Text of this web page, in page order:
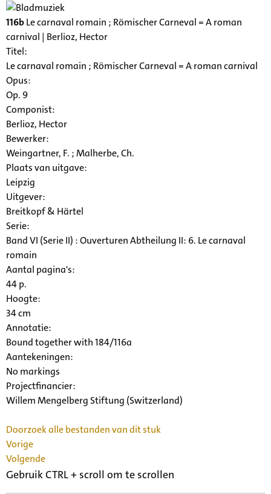
116bLe carnaval romain ; Römischer Carneval = A roman
carnival | Berlioz, Hector
Titel:
Le carnaval romain ; Römischer Carneval = A roman carnival
Opus:
Op. 9
Componist:
Berlioz, Hector
Bewerker:
Weingartner, F. ; Malherbe, Ch.
Plaats van uitgave:
Leipzig
Uitgever:
Breitkopf & Härtel
Serie:
Band VI (Serie II) : Ouverturen Abtheilung II: 6. Le carnaval
romain
Aantal pagina's:
44 p.
Hoogte:
34 cm
Annotatie:
Bound together with 184/116a
Aantekeningen:
No markings
Projectfinancier:
Willem Mengelberg Stiftung (Switzerland)
Doorzoek alle bestanden van dit stuk
Vorige
Volgende
Gebruik CTRL + scroll om te scrollen